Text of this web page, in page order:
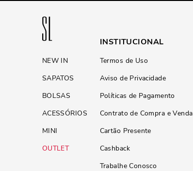
NEW IN
SAPATOS
BOLSAS
ACESSÓRIOS
MINI
OUTLET
INSTITUCIONAL
Termos de Uso
Aviso de Privacidade
Políticas de Pagamento
Contrato de Compra e Venda
Cartão Presente
Cashback
Trabalhe Conosco